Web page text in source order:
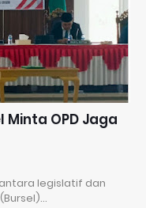
Minta OPD Jaga
legislatif dan